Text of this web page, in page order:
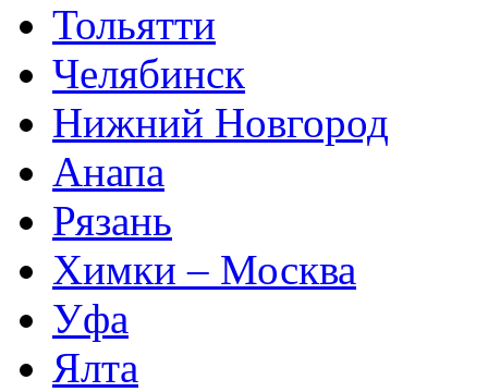
Тольятти
Челябинск
Нижний Новгород
Анапа
Рязань
Химки – Москва
Уфа
Ялта